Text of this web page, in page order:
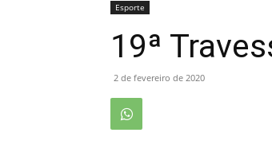
Esporte
19ª
2 de fevereiro de 2020